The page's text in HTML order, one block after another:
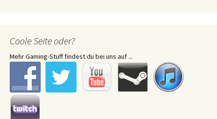
Coole Seite oder?
Mehr Gaming-Stuff findest du bei uns auf ...